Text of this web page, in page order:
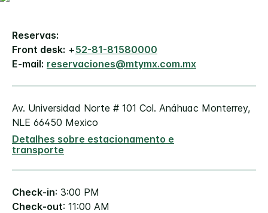
Reservas:
Front desk: +52-81-81580000
E-mail: reservaciones@mtymx.com.mx
Av. Universidad Norte # 101 Col. Anáhuac Monterrey,
NLE 66450 Mexico
Detalhes sobre estacionamento e
transporte
Check-in: 3:00 PM
Check-out: 11:00 AM